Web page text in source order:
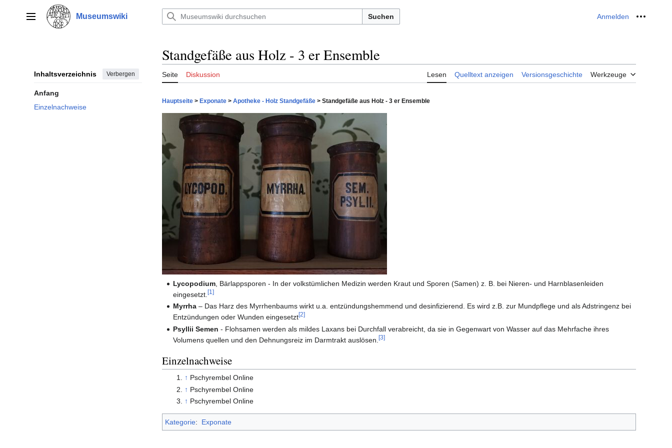
springenHauptmenü Museumswiki Suchen Anmelden Meine
Inhaltsverzeichnis Verbergen
Anfang
Einzelnachweise
Standgefäße aus Holz - 3 er Ensemble
Seite Diskussion Lesen Quelltext anzeigen Versionsgeschichte Werkzeuge
Hauptseite > Exponate > Apotheke - Holz Standgefäße > Standgefäße aus Holz - 3 er Ensemble
Lycopodium , Bärlappsporen - In der volkstümlichen Medizin werden Kraut und Sporen (Samen) z. B. bei Nieren- und Harnblasenleiden
eingesetzt.[1]
Myrrha – Das Harz des Myrrhenbaums wirkt u.a. entzündungshemmend und desinfizierend. Es wird z.B. zur Mundpflege und als Adstringenz bei
Entzündungen oder Wunden eingesetzt[2]
Psyllii Semen - Flohsamen werden als mildes Laxans bei Durchfall verabreicht, da sie in Gegenwart von Wasser auf das Mehrfache ihres
Volumens quellen und den Dehnungsreiz im Darmtrakt auslösen.[3]
Einzelnachweise
↑ Pschyrembel Online
↑ Pschyrembel Online
↑ Pschyrembel Online
Kategorie: Exponate